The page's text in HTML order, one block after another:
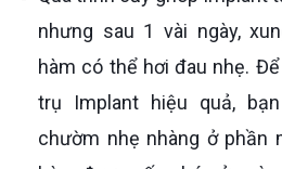
nhưng sau 1 vài ngày,
hàm có thể hơi đau nhẹ.
trụ Implant hiệu quả,
chườm nhẹ nhàng ở phần